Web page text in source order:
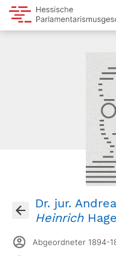
Dr. jur.
Heinrich
Abgeordneter 1894-